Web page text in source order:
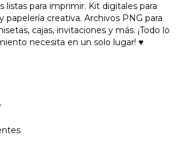
listas para imprimir. Kit digitales para
papelería creativa. Archivos PNG para
cajas, invitaciones y más. ¡Todo lo
necesita en un solo lugar! ♥